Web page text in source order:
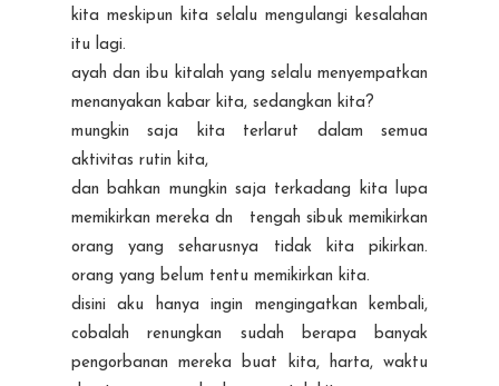
kita meskipun kita selalu mengulangi kesalahan
itu lagi.
ayah dan ibu kitalah yang selalu menyempatkan
menanyakan kabar kita, sedangkan kita?
mungkin saja kita terlarut dalam semua
aktivitas rutin kita,
dan bahkan mungkin saja terkadang kita lupa
memikirkan mereka dn tengah sibuk memikirkan
orang yang seharusnya tidak kita pikirkan.
orang yang belum tentu memikirkan kita.
disini aku hanya ingin mengingatkan kembali,
cobalah renungkan sudah berapa banyak
pengorbanan mereka buat kita, harta, waktu